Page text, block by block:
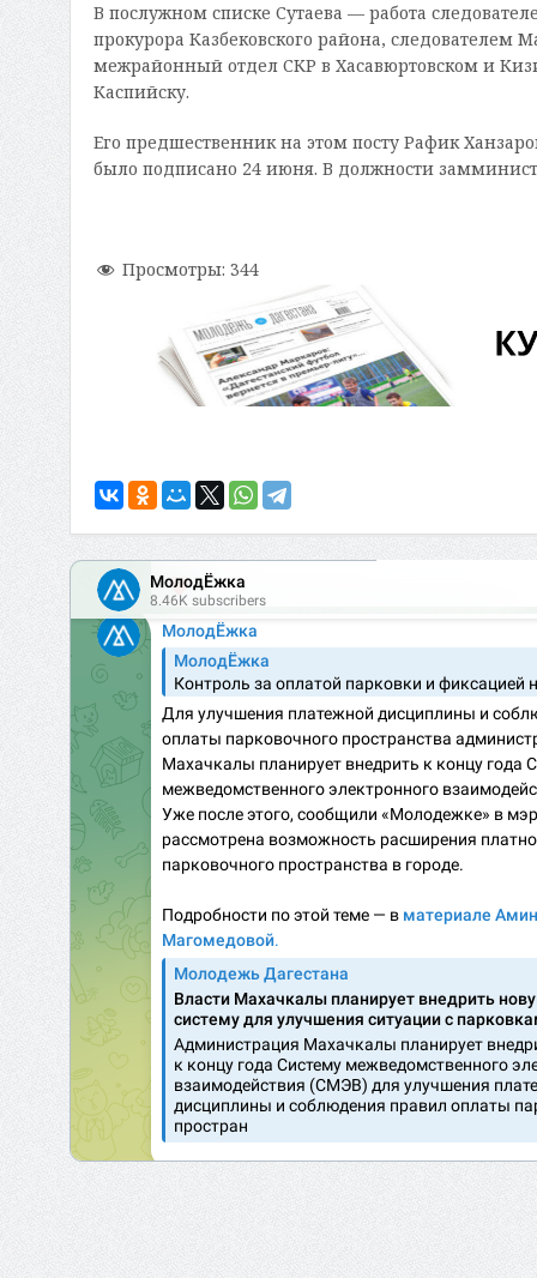
В послужном списке Сутаева — работа
прокурора Казбековского района, следователем
межрайонный отдел СКР в Хасавюртовском и
Каспийску.
Его предшественник на этом посту Рафик
было подписано 24 июня. В должности
Просмотры: 344